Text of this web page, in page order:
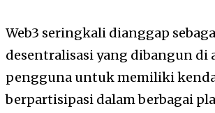
Web3 seringkali dianggap
desentralisasi yang dibangun
pengguna untuk memiliki
berpartisipasi dalam berbagai